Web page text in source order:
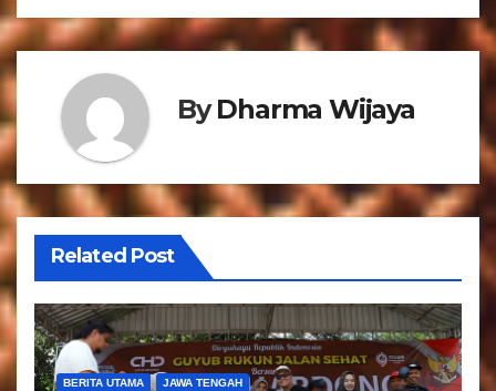
g
a
s
i
p
o
s
ByDharma Wijaya
Related Post
BERITA UTAMA JAWA TENGAH